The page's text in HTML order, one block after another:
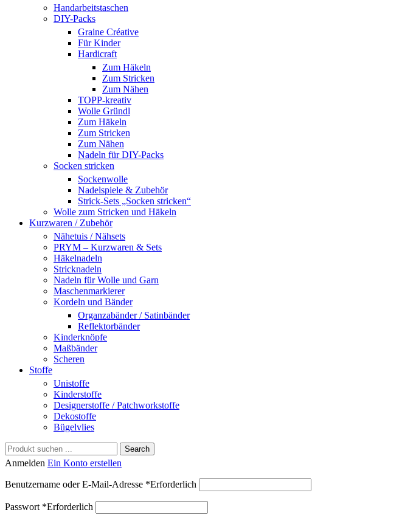
Handarbeitstaschen
DIY-Packs
Graine Créative
Für Kinder
Hardicraft
Zum Häkeln
Zum Stricken
Zum Nähen
TOPP-kreativ
Wolle Gründl
Zum Häkeln
Zum Stricken
Zum Nähen
Nadeln für DIY-Packs
Socken stricken
Sockenwolle
Nadelspiele & Zubehör
Strick-Sets „Socken stricken“
Wolle zum Stricken und Häkeln
Kurzwaren / Zubehör
Nähetuis / Nähsets
PRYM – Kurzwaren & Sets
Häkelnadeln
Stricknadeln
Nadeln für Wolle und Garn
Maschenmarkierer
Kordeln und Bänder
Organzabänder / Satinbänder
Reflektorbänder
Kinderknöpfe
Maßbänder
Scheren
Stoffe
Unistoffe
Kinderstoffe
Designerstoffe / Patchworkstoffe
Dekostoffe
Bügelvlies
Search
Anmelden Ein Konto erstellen
Benutzername oder E-Mail-Adresse *Erforderlich
Passwort *Erforderlich